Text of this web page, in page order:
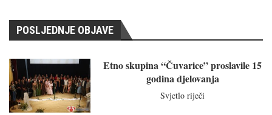
POSLJEDNJE OBJAVE
Etno skupina “Čuvarice” proslavile 15
godina djelovanja
Svjetlo riječi